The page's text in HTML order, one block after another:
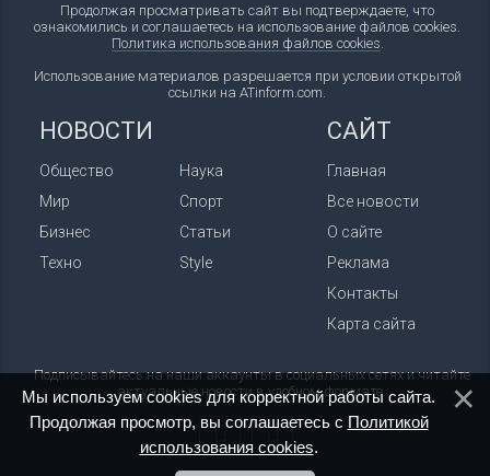
Продолжая просматривать сайт вы подтверждаете, что
ознакомились и соглашаетесь на использование файлов cookies.
Политика использования файлов cookies
Использование материалов разрешается при условии открытой
ссылки на ATinform.com.
НОВОСТИ
Общество
Мир
Бизнес
Техно
Наука
Спорт
Статьи
Style
САЙТ
Главная
Все новости
О сайте
Реклама
Контакты
Карта сайта
Подписывайтесь на наши аккаунты в социальных сетях и читайте
актуальные новости в удобном формате.
Мы используем cookies для корректной работы сайта.
Продолжая просмотр, вы соглашаетесь с Политикой
использования cookies.